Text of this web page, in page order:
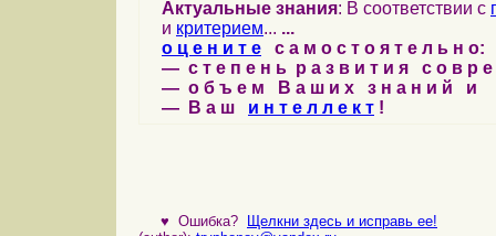
Актуальные знания: В соответствии с
и критерием... ...
о ц е н и т е с а м о с т о я т е л ь н о:
— с т е п е н ь р а з в и т и я с о в р
— о б ъ е м В а ш и х з н а н и й и
— В а ш и н т е л л е к т !
♥ Ошибка?
Щелкни здесь и исправь ее!